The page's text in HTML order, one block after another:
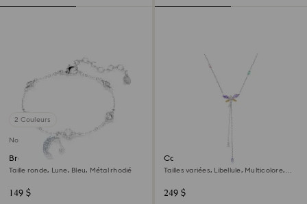
2 Couleurs
Nouveau
Bracelet Symbolica
Taille ronde, Lune, Bleu, Métal rhodié
149 $
Collier en Y Ariana Grande x
Swarovski
Tailles variées, Libellule, Multicolore,
249 $